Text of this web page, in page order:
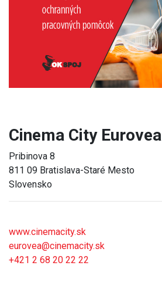
Cinema City Eurovea
Pribinova 8
811 09 Bratislava-Staré Mesto
Slovensko
www.cinemacity.sk
eurovea@cinemacity.sk
+421 2 68 20 22 22